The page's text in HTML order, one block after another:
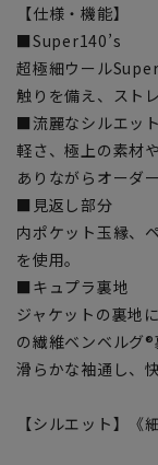
【仕様・機能】
■Super140’s
超極細ウール
触りを備え、スト
■流麗なシルエッ
軽さ、極上の素材
ありながらオーダ
■見返し部分
内ポケット玉縁、
を使用。
■キュプラ裏地
ジャケットの裏地
の繊維ベンベルグ
滑らかな袖通し、
【シルエット】